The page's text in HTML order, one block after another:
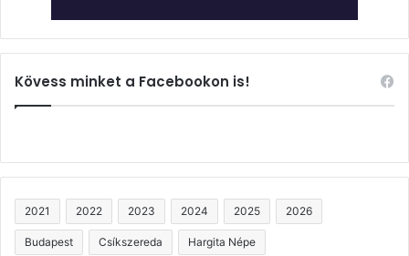
Kövess minket a Facebookon is!
2021 2022 2023 2024 2025 2026
Budapest Csíkszereda Hargita Népe